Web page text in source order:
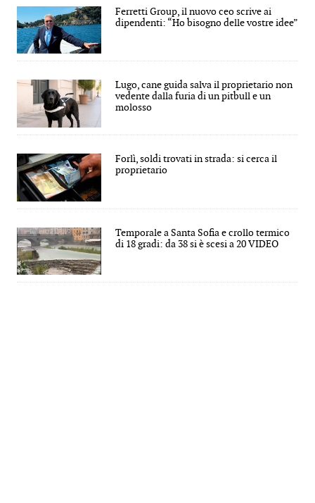
Ferretti Group, il nuovo ceo scrive ai
dipendenti: “Ho bisogno delle vostre idee”
Lugo, cane guida salva il proprietario non
vedente dalla furia di un pitbull e un
molosso
Forlì, soldi trovati in strada: si cerca il
proprietario
Temporale a Santa Sofia e crollo termico
di 18 gradi: da 38 si è scesi a 20 VIDEO